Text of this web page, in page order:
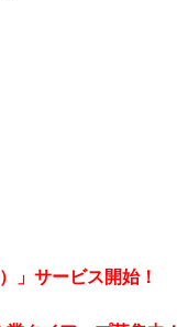
」サービス開始！